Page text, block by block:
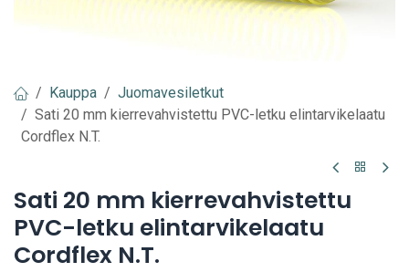
Kauppa
Juomavesiletkut
Sati 20 mm kierrevahvistettu PVC-letku elintarvikelaatu
Cordflex N.T.
Sati 20 mm kierrevahvistettu
PVC-letku elintarvikelaatu
Cordflex N.T.